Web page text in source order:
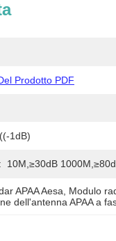
Prodotto PDF
1dB)
10M,≥30dB
APAA Aesa Modulo
dell'antenna APAA a